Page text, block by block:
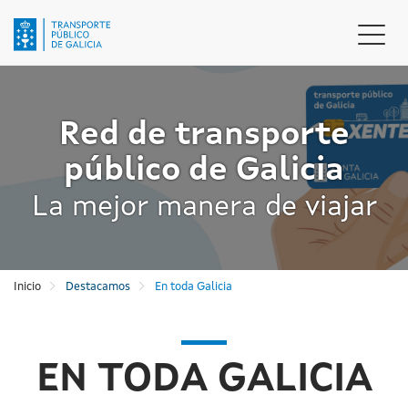
contenido
Red de transporte
público de Galicia
La mejor manera de viajar
Inicio Destacamos En toda Galicia
EN TODA GALICIA